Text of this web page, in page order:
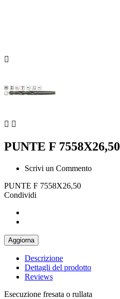

 
PUNTE F 7558X26,50
Scrivi un Commento
PUNTE F 7558X26,50
Condividi
Descrizione
Dettagli del prodotto
Reviews
Esecuzione fresata o rullata